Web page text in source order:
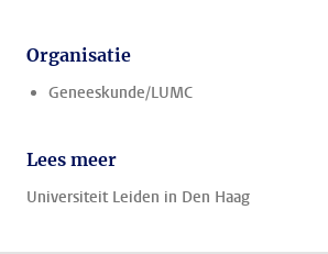
Organisatie
Geneeskunde/LUMC
Lees meer
Universiteit Leiden in Den Haag